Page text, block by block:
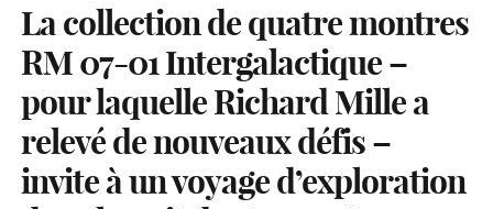
La collection de quatre montres
RM 07-01 Intergalactique –
pour laquelle Richard Mille a
relevé de nouveaux défis –
invite à un voyage d’exploration